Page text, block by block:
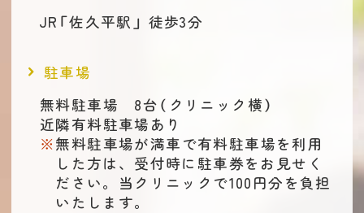
JR「佐久平駅」 徒歩3分
駐車場
無料駐車場 8台（クリニック横）
近隣有料駐車場あり
無料駐車場が満車で有料駐車場を利用
した方は、受付時に駐車券をお見せく
ださい。当クリニックで100円分を負担
いたします。